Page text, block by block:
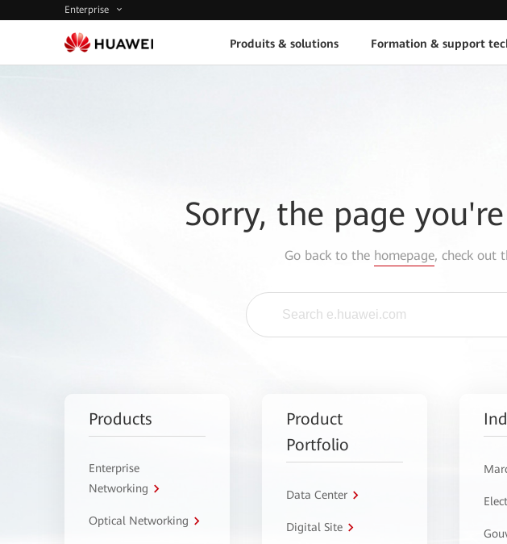
Enterprise
Produits & solutions Formation & support
Sorry, the page
Go back to the homepage, check out
Products
Enterprise
Networking
Optical Networking
Product
Portfolio
Data Center
Digital Site